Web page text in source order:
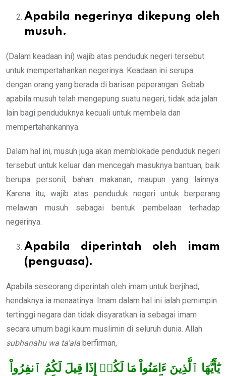
Apabila negerinya dikepung oleh
musuh.
(Dalam keadaan ini) wajib atas penduduk negeri tersebut
untuk mempertahankan negerinya. Keadaan ini serupa
dengan orang yang berada di barisan peperangan. Sebab
apabila musuh telah mengepung suatu negeri, tidak ada jalan
lain bagi penduduknya kecuali untuk membela dan
mempertahankannya.
Dalam hal ini, musuh juga akan memblokade penduduk negeri
tersebut untuk keluar dan mencegah masuknya bantuan, baik
berupa personil, bahan makanan, maupun yang lainnya.
Karena itu, wajib atas penduduk negeri untuk berperang
melawan musuh sebagai bentuk pembelaan terhadap
negerinya.
Apabila diperintah oleh imam
(penguasa).
Apabila seseorang diperintah oleh imam untuk berjihad,
hendaknya ia menaatinya. Imam dalam hal ini ialah pemimpin
tertinggi negara dan tidak disyaratkan ia sebagai imam
secara umum bagi kaum muslimin di seluruh dunia. Allah
subhanahu wa ta’ala berfirman,
يَٰٓأَيُّهَا ٱلَّذِينَ ءَامَنُواْ مَا لَكُمۡ إِذَا قِيلَ لَكُمُ ٱنفِرُواْ